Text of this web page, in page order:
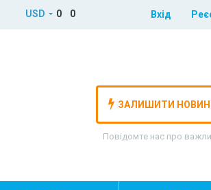
USD 0 0 Вхід
ЗАЛИШИТИ
Повідомте нас про